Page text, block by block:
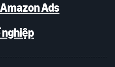
Ads
nghiệp